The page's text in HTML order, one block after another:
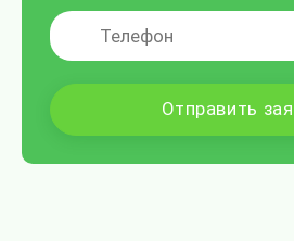
Отправить